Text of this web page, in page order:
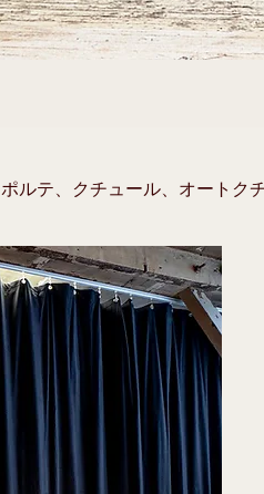
ルテ、クチュール、オート
家、歌手、俳優、コメディア
格的な設定を提供します。
ショナルな雑誌ビジュアル
術的なビジョンを表現したい
ッションアクセサリー、香水